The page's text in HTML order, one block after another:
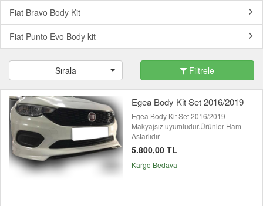
Fiat Bravo Body Kit
Fiat Punto Evo Body kit
Sırala Filtrele
Egea Body Kit Set 2016/2019
Egea Body Kit Set 2016/2019
Makyajsız uyumludur.Ürünler Ham
Astarlıdır
5.800,00 TL
Kargo Bedava